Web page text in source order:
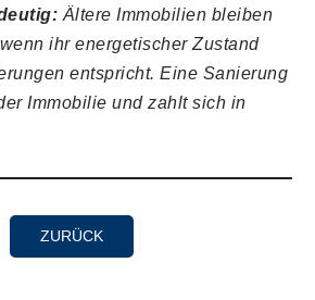
Ältere Immobilien bleiben
ihr energetischer Zustand
entspricht. Eine Sanierung
Immobilie und zahlt sich in
ZURÜCK